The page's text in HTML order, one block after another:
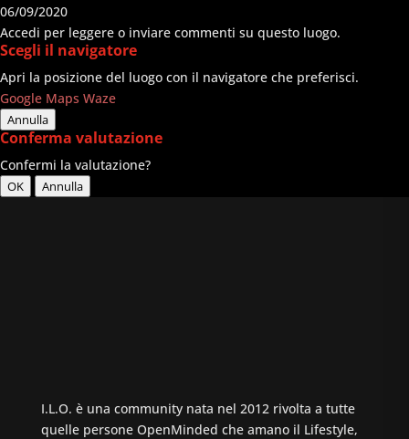
06/09/2020
Accedi per leggere o inviare commenti su questo luogo.
Scegli il navigatore
Apri la posizione del luogo con il navigatore che preferisci.
Google Maps Waze
Annulla
Conferma valutazione
Confermi la valutazione?
OK Annulla
I.L.O. è una community nata nel 2012 rivolta a tutte
quelle persone OpenMinded che amano il Lifestyle,